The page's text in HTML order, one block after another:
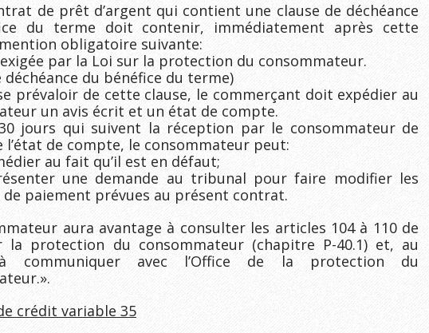
de prêt d’argent qui contient une clause de déchéance
du terme doit contenir, immédiatement après cette
obligatoire suivante:
par la Loi sur la protection du consommateur.
déchéance du bénéfice du terme)
prévaloir de cette clause, le commerçant doit expédier au
un avis écrit et un état de compte.
jours qui suivent la réception par le consommateur de
l’état de compte, le consommateur peut:
au fait qu’il est en défaut;
une demande au tribunal pour faire modifier les
paiement prévues au présent contrat.
aura avantage à consulter les articles 104 à 110 de
la protection du consommateur (chapitre P-40.1) et, au
communiquer avec l’Office de la protection du
crédit variable 35